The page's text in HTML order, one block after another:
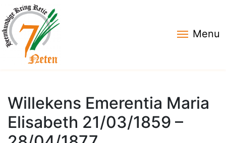
Menu
Willekens Emerentia Maria
Elisabeth 21/03/1859 –